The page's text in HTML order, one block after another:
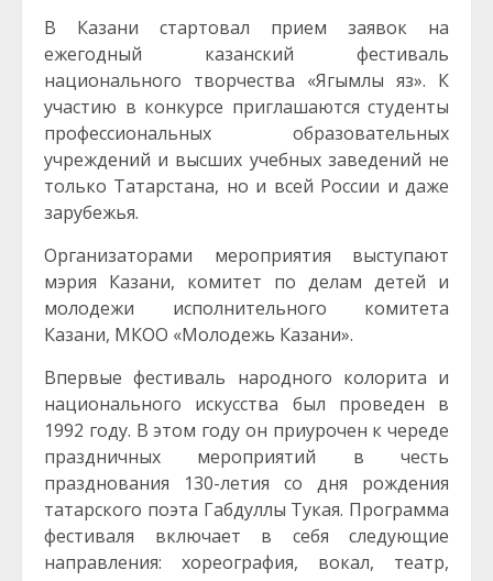
В Казани стартовал прием заявок на
ежегодный казанский фестиваль
национального творчества «Ягымлы яз». К
участию в конкурсе приглашаются студенты
профессиональных образовательных
учреждений и высших учебных заведений не
только Татарстана, но и всей России и даже
зарубежья.
Организаторами мероприятия выступают
мэрия Казани, комитет по делам детей и
молодежи исполнительного комитета
Казани, МКОО «Молодежь Казани».
Впервые фестиваль народного колорита и
национального искусства был проведен в
1992 году. В этом году он приурочен к череде
праздничных мероприятий в честь
празднования 130-летия со дня рождения
татарского поэта Габдуллы Тукая. Программа
фестиваля включает в себя следующие
направления: хореография, вокал, театр,